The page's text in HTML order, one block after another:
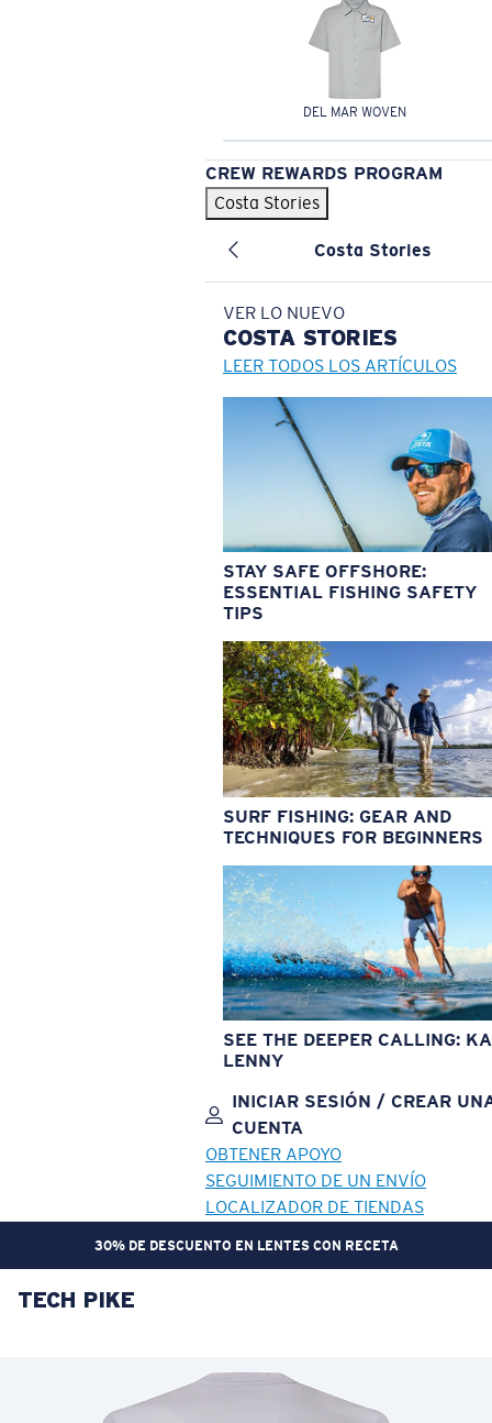
DEL MAR WOVEN
CREW REWARDS PROGRAM
Costa Stories
Costa Stories
VER LO NUEVO
COSTA STORIES
LEER TODOS LOS ARTÍCULOS
STAY SAFE OFFSHORE:
ESSENTIAL FISHING SAFETY
TIPS
SURF FISHING: GEAR AND
TECHNIQUES FOR BEGINNERS
SEE THE DEEPER CALLING:
LENNY
INICIAR SESIÓN / CREAR
CUENTA
OBTENER APOYO
SEGUIMIENTO DE UN ENVÍO
LOCALIZADOR DE TIENDAS
30% DE DESCUENTO EN LENTES CON RECETA
OBJETIVO ACTUALIZADO
Cantidad:
TECH PIKE